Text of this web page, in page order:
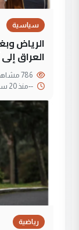
سياسية
الرياض
العراق
--منذ 20 ساعة
رياضية